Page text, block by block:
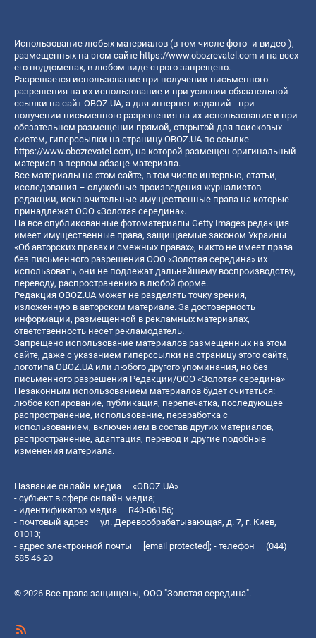
Использование любых материалов (в том числе фото- и видео-),
размещенных на этом сайте https://www.obozrevatel.com и на всех
его поддоменах, в любом виде строго запрещено.
Разрешается использование при получении письменного
разрешения на их использование и при условии обязательной
ссылки на сайт OBOZ.UA, а для интернет-изданий - при
получении письменного разрешения на их использование и при
обязательном размещении прямой, открытой для поисковых
систем, гиперссылки на страницу OBOZ.UA по ссылке
https://www.obozrevatel.com, на которой размещен оригинальный
материал в первом абзаце материала.
Все материалы на этом сайте, в том числе интервью, статьи,
исследования – служебные произведения журналистов
редакции, исключительные имущественные права на которые
принадлежат ООО «Золотая середина».
На все опубликованные фотоматериалы Getty Images редакция
имеет имущественные права, защищаемые законом Украины
«Об авторских правах и смежных правах», никто не имеет права
без письменного разрешения ООО «Золотая середина» их
использовать, они не подлежат дальнейшему воспроизводству,
переводу, распространению в любой форме.
Редакция OBOZ.UA может не разделять точку зрения,
изложенную в авторском материале. За достоверность
информации, размещенной в рекламных материалах,
ответственность несет рекламодатель.
Запрещено использование материалов размещенных на этом
сайте, даже с указанием гиперссылки на страницу этого сайта,
логотипа OBOZ.UA или любого другого упоминания, но без
письменного разрешения Редакции/ООО «Золотая середина»
Незаконным использованием материалов будет считаться:
любое копирование, публикация, перепечатка, последующее
распространение, использование, переработка с
использованием, включением в состав других материалов,
распространение, адаптация, перевод и другие подобные
изменения материала.
Название онлайн медиа — «OBOZ.UA»
- субъект в сфере онлайн медиа;
- идентификатор медиа — R40-06156;
- почтовый адрес — ул. Деревообрабатывающая, д. 7, г. Киев,
01013;
- адрес электронной почты — [email protected]; - телефон — (044)
585 46 20
© 2026 Все права защищены, ООО "Золотая середина".